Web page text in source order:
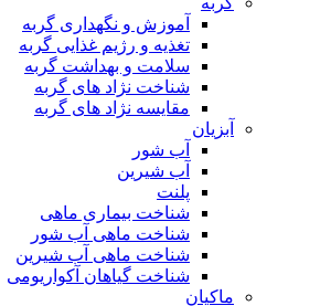
آموزش و نگهداری گربه
تغذیه و رژیم غذایی گربه
سلامت و بهداشت گربه
شناخت نژاد های گربه
مقایسه نژاد های گربه
آبزیان
آب شور
آب شیرین
پلنت
شناخت بیماری ماهی
شناخت ماهی آب شور
شناخت ماهی آب شیرین
شناخت گیاهان آکواریومی
ماکیان